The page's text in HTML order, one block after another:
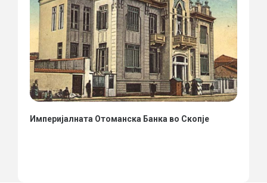
Империјалната Отоманска Банка во Скопје